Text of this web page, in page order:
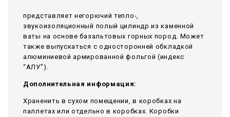
представляет негорючий тепло-,
звукоизоляционный полый цилиндр из каменной
ваты на основе базальтовых горных пород. Может
также выпускаться с односторонней обкладкой
алюминиевой армированной фольгой (индекс
“АЛУ”).
Дополнительная информация:
Храненить в сухом помещении, в коробках на
паллетах или отдельно в коробках. Коробки